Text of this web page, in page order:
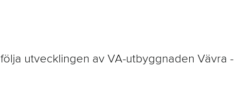
utvecklingen av VA-utbyggnaden Vävra -